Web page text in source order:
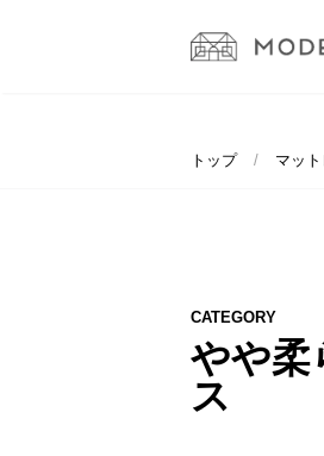
トップ マッ
CATEGORY
やや柔
ス